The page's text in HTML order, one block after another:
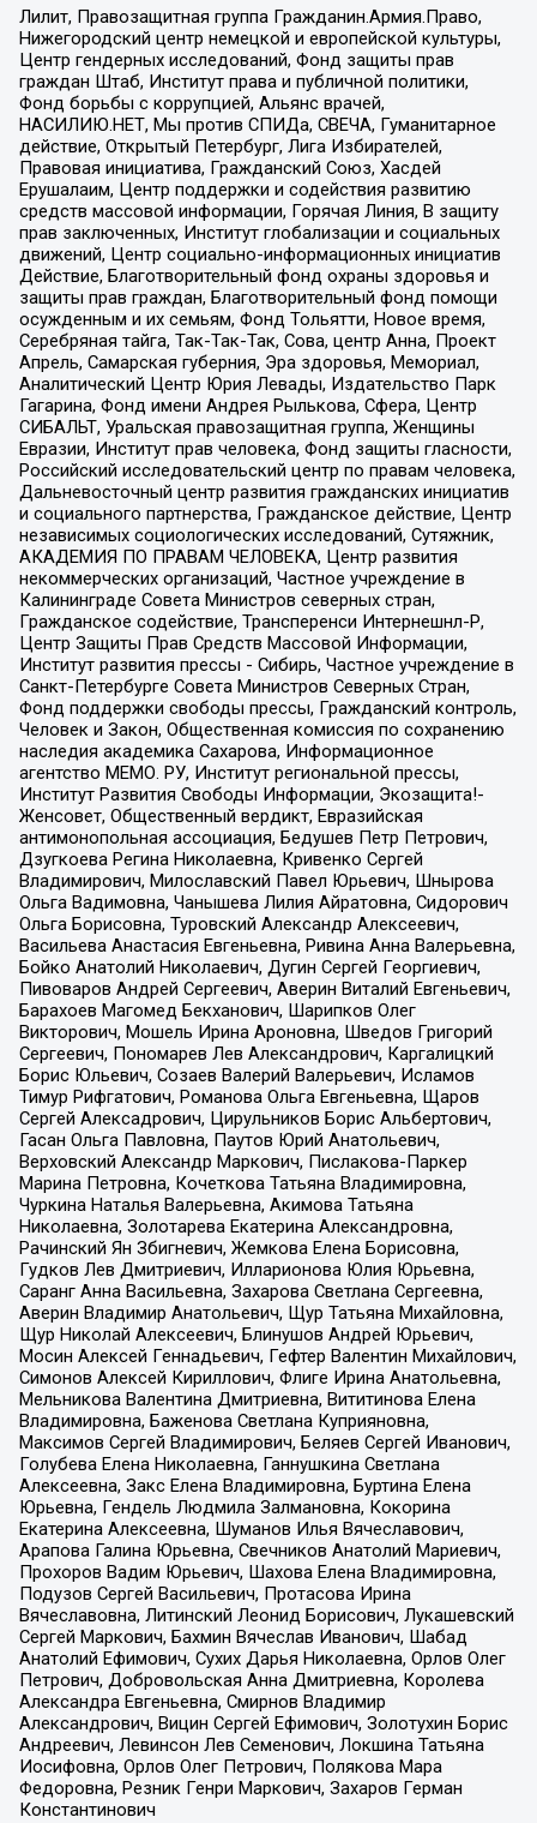
Лилит, Правозащитная группа Гражданин.Армия.Право,
Нижегородский центр немецкой и европейской культуры,
Центр гендерных исследований, Фонд защиты прав
граждан Штаб, Институт права и публичной политики,
Фонд борьбы с коррупцией, Альянс врачей,
НАСИЛИЮ.НЕТ, Мы против СПИДа, СВЕЧА, Гуманитарное
действие, Открытый Петербург, Лига Избирателей,
Правовая инициатива, Гражданский Союз, Хасдей
Ерушалаим, Центр поддержки и содействия развитию
средств массовой информации, Горячая Линия, В защиту
прав заключенных, Институт глобализации и социальных
движений, Центр социально-информационных инициатив
Действие, Благотворительный фонд охраны здоровья и
защиты прав граждан, Благотворительный фонд помощи
осужденным и их семьям, Фонд Тольятти, Новое время,
Серебряная тайга, Так-Так-Так, Сова, центр Анна, Проект
Апрель, Самарская губерния, Эра здоровья, Мемориал,
Аналитический Центр Юрия Левады, Издательство Парк
Гагарина, Фонд имени Андрея Рылькова, Сфера, Центр
СИБАЛЬТ, Уральская правозащитная группа, Женщины
Евразии, Институт прав человека, Фонд защиты гласности,
Российский исследовательский центр по правам человека,
Дальневосточный центр развития гражданских инициатив
и социального партнерства, Гражданское действие, Центр
независимых социологических исследований, Сутяжник,
АКАДЕМИЯ ПО ПРАВАМ ЧЕЛОВЕКА, Центр развития
некоммерческих организаций, Частное учреждение в
Калининграде Совета Министров северных стран,
Гражданское содействие, Трансперенси Интернешнл-Р,
Центр Защиты Прав Средств Массовой Информации,
Институт развития прессы - Сибирь, Частное учреждение в
Санкт-Петербурге Совета Министров Северных Стран,
Фонд поддержки свободы прессы, Гражданский контроль,
Человек и Закон, Общественная комиссия по сохранению
наследия академика Сахарова, Информационное
агентство МЕМО. РУ, Институт региональной прессы,
Институт Развития Свободы Информации, Экозащита!-
Женсовет, Общественный вердикт, Евразийская
антимонопольная ассоциация, Бедушев Петр Петрович,
Дзугкоева Регина Николаевна, Кривенко Сергей
Владимирович, Милославский Павел Юрьевич, Шнырова
Ольга Вадимовна, Чанышева Лилия Айратовна, Сидорович
Ольга Борисовна, Туровский Александр Алексеевич,
Васильева Анастасия Евгеньевна, Ривина Анна Валерьевна,
Бойко Анатолий Николаевич, Дугин Сергей Георгиевич,
Пивоваров Андрей Сергеевич, Аверин Виталий Евгеньевич,
Барахоев Магомед Бекханович, Шарипков Олег
Викторович, Мошель Ирина Ароновна, Шведов Григорий
Сергеевич, Пономарев Лев Александрович, Каргалицкий
Борис Юльевич, Созаев Валерий Валерьевич, Исламов
Тимур Рифгатович, Романова Ольга Евгеньевна, Щаров
Сергей Алексадрович, Цирульников Борис Альбертович,
Гасан Ольга Павловна, Паутов Юрий Анатольевич,
Верховский Александр Маркович, Пислакова-Паркер
Марина Петровна, Кочеткова Татьяна Владимировна,
Чуркина Наталья Валерьевна, Акимова Татьяна
Николаевна, Золотарева Екатерина Александровна,
Рачинский Ян Збигневич, Жемкова Елена Борисовна,
Гудков Лев Дмитриевич, Илларионова Юлия Юрьевна,
Саранг Анна Васильевна, Захарова Светлана Сергеевна,
Аверин Владимир Анатольевич, Щур Татьяна Михайловна,
Щур Николай Алексеевич, Блинушов Андрей Юрьевич,
Мосин Алексей Геннадьевич, Гефтер Валентин Михайлович,
Симонов Алексей Кириллович, Флиге Ирина Анатольевна,
Мельникова Валентина Дмитриевна, Вититинова Елена
Владимировна, Баженова Светлана Куприяновна,
Максимов Сергей Владимирович, Беляев Сергей Иванович,
Голубева Елена Николаевна, Ганнушкина Светлана
Алексеевна, Закс Елена Владимировна, Буртина Елена
Юрьевна, Гендель Людмила Залмановна, Кокорина
Екатерина Алексеевна, Шуманов Илья Вячеславович,
Арапова Галина Юрьевна, Свечников Анатолий Мариевич,
Прохоров Вадим Юрьевич, Шахова Елена Владимировна,
Подузов Сергей Васильевич, Протасова Ирина
Вячеславовна, Литинский Леонид Борисович, Лукашевский
Сергей Маркович, Бахмин Вячеслав Иванович, Шабад
Анатолий Ефимович, Сухих Дарья Николаевна, Орлов Олег
Петрович, Добровольская Анна Дмитриевна, Королева
Александра Евгеньевна, Смирнов Владимир
Александрович, Вицин Сергей Ефимович, Золотухин Борис
Андреевич, Левинсон Лев Семенович, Локшина Татьяна
Иосифовна, Орлов Олег Петрович, Полякова Мара
Федоровна, Резник Генри Маркович, Захаров Герман
Константинович